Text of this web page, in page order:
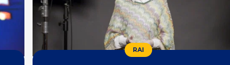
RAI